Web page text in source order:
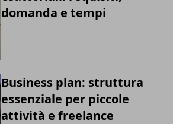
domanda e tempi
Business plan: struttura
essenziale per piccole
attività e freelance